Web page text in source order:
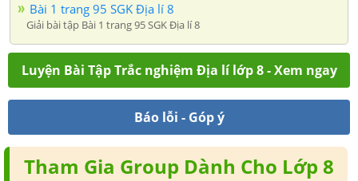
Bài 1 trang 95 SGK Địa lí 8
Giải bài tập Bài 1 trang 95 SGK Địa lí 8
Luyện Bài Tập Trắc nghiệm Địa lí lớp 8 - Xem ngay
Báo lỗi - Góp ý
Tham Gia Group Dành Cho Lớp 8